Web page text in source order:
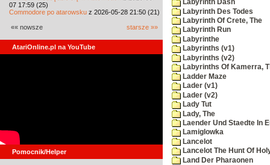
07 17:59 (25)
Commodore po atarowsku z 2026-05-28 21:50 (21)
«« nowsze starsze »»
AtariOnline.pl na YouTube
Pomocnik/Helper
Labyrinth Dash
Labyrinth Des Todes
Labyrinth Of Crete, The
Labyrinth Run
Labyrinthe
Labyrinths (v1)
Labyrinths (v2)
Labyrinths Of Kamerra,
Ladder Maze
Lader (v1)
Lader (v2)
Lady Tut
Lady, The
Laender Und Staedte In
Lamiglowka
Lancelot
Lancelot The Hunt Of
Land Der Pharaonen